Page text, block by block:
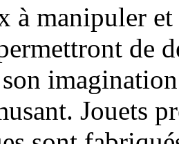
à manipuler
de
Jouets